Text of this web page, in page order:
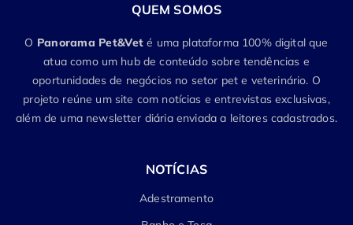
QUEM SOMOS
O Panorama Pet&Vet é uma plataforma 100% digital que
atua como um hub de conteúdo sobre tendências e
oportunidades de negócios no setor pet e veterinário. O
projeto reúne um site com notícias e entrevistas exclusivas,
além de uma newsletter diária enviada a leitores cadastrados.
NOTÍCIAS
Adestramento